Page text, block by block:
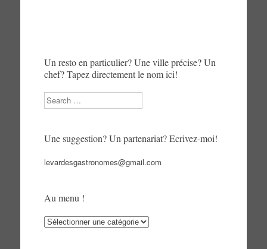
Un resto en particulier? Une ville précise? Un
chef? Tapez directement le nom ici!
Search
Une suggestion? Un partenariat? Ecrivez-moi!
levardesgastronomes@gmail.com
Au menu !
Au